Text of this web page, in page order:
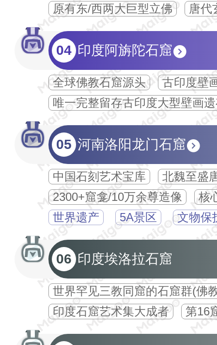
原有东/西两大巨型立佛
唐代
04 印度阿旃陀石窟
全球佛教石窟源头
古印度壁
唯一完整留存古印度大型壁画
05 河南洛阳龙门石窟
中国石刻艺术宝库
北魏至盛
2300+窟龛/10万余尊造像
核
世界遗产
5A景区 文物保
06 印度埃洛拉石窟
世界罕见三教同窟的石窟群(佛
印度石窟艺术集大成者
第16